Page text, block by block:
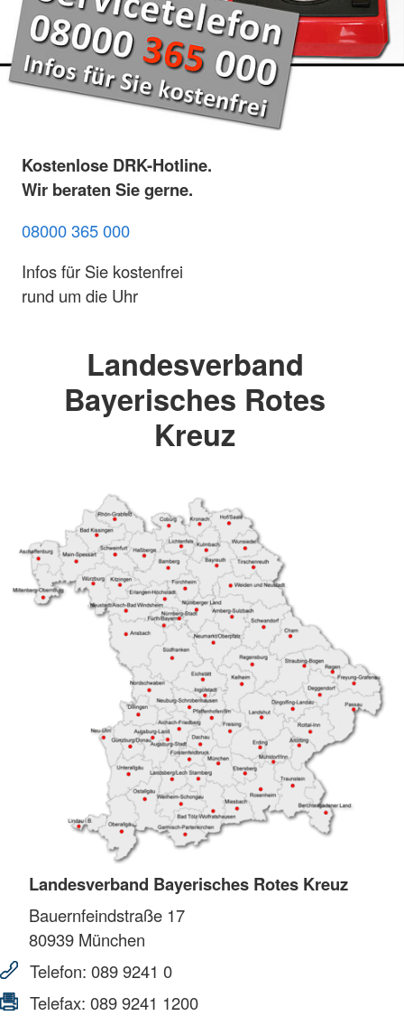
Kostenlose DRK-Hotline.
Wir beraten Sie gerne.
08000 365 000
Infos für Sie kostenfrei
rund um die Uhr
Landesverband
Bayerisches Rotes
Kreuz
Landesverband Bayerisches Rotes Kreuz
Bauernfeindstraße 17
80939 München
Telefon: 089 9241 0
Telefax: 089 9241 1200